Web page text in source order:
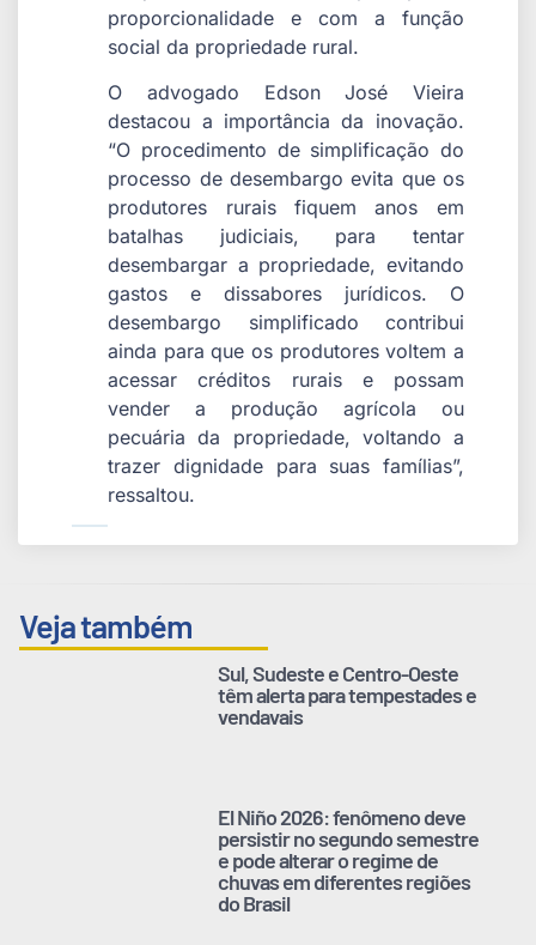
proporcionalidade e com a função
social da propriedade rural.
O advogado Edson José Vieira
destacou a importância da inovação.
“O procedimento de simplificação do
processo de desembargo evita que os
produtores rurais fiquem anos em
batalhas judiciais, para tentar
desembargar a propriedade, evitando
gastos e dissabores jurídicos. O
desembargo simplificado contribui
ainda para que os produtores voltem a
acessar créditos rurais e possam
vender a produção agrícola ou
pecuária da propriedade, voltando a
trazer dignidade para suas famílias”,
ressaltou.
Veja também
Sul, Sudeste e Centro-Oeste
têm alerta para tempestades e
vendavais
El Niño 2026: fenômeno deve
persistir no segundo semestre
e pode alterar o regime de
chuvas em diferentes regiões
do Brasil